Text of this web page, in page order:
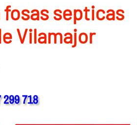
septicas
Vilamajor
299 718